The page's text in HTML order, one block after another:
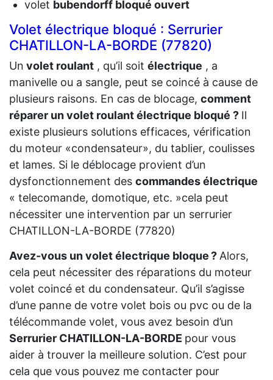
volet bubendorff bloqué ouvert
Volet électrique bloqué : Serrurier
CHATILLON-LA-BORDE (77820)
Un volet roulant , qu’il soit électrique , a
manivelle ou a sangle, peut se coincé à cause de
plusieurs raisons. En cas de blocage, comment
réparer un volet roulant électrique bloqué ? Il
existe plusieurs solutions efficaces, vérification
du moteur «condensateur», du tablier, coulisses
et lames. Si le déblocage provient d’un
dysfonctionnement des commandes électrique
« telecomande, domotique, etc. »cela peut
nécessiter une intervention par un serrurier
CHATILLON-LA-BORDE (77820)
Avez-vous un volet électrique bloque ? Alors,
cela peut nécessiter des réparations du moteur
volet coincé et du condensateur. Qu’il s’agisse
d’une panne de votre volet bois ou pvc ou de la
télécommande volet, vous avez besoin d’un
Serrurier CHATILLON-LA-BORDE pour vous
aider à trouver la meilleure solution. C’est pour
cela que vous pouvez me contacter pour